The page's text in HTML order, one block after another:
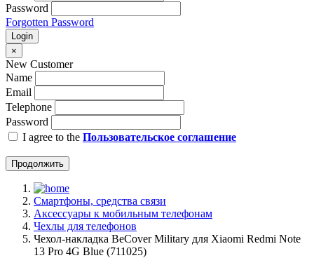
Password
Forgotten Password
Login
×
New Customer
Name
Email
Telephone
Password
I agree to the Пользовательское соглашение
Продолжить
Смартфоны, средства связи
Аксессуары к мобильным телефонам
Чехлы для телефонов
Чeхол-накладка BeCover Military для Xiaomi Redmi Note
13 Pro 4G Blue (711025)